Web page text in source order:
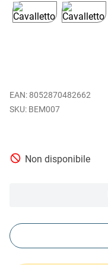
EAN: 8052870482662
BEM007
Non disponibile